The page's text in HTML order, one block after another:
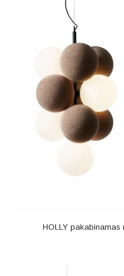
HOLLY pakabinamas